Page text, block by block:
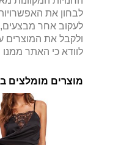
לבחון את
לעקוב אחר
ולקבל את המוצרים
לוודא כי האתר
מוצרים מומלצים